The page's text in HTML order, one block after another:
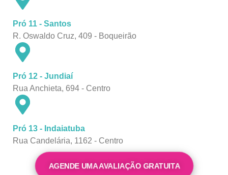
Pró 11 - Santos
R. Oswaldo Cruz, 409 - Boqueirão
Pró 12 - Jundiaí
Rua Anchieta, 694 - Centro
Pró 13 - Indaiatuba
Rua Candelária, 1162 - Centro
AGENDE UMA AVALIAÇÃO GRATUITA